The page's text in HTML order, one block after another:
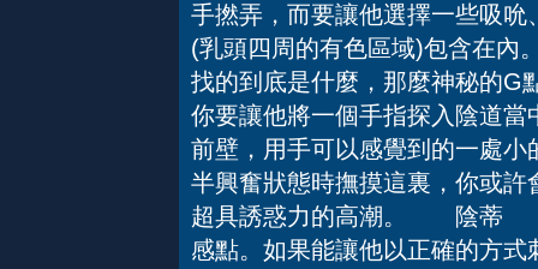
手撚弄，而要讓他選擇一些吸
(乳頭四周的有色區域)包含
找的到底是什麼，那麼神秘的G
你要讓他將一個手指探入陰道
前壁，用手可以感覺到的一處
半興奮狀態時撫摸這裏，你或
超具誘惑力的高潮。 陰蒂
感點。如果能讓他以正確的方式